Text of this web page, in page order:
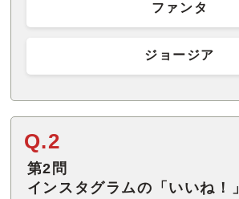
ファンタ
ジョージア
Q.2
第2問
インスタグラムの「いいね！